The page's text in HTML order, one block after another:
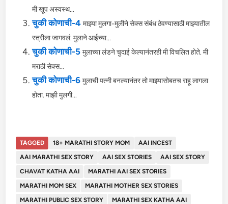
मी खूप अस्वस्थ...
चुकी कोणाची-4 माझ्या मुलगा-मुलीने सेक्स संबंध ठेवण्यासाठी माझ्यातील
स्त्रीला जागवलं. मुलाने आईच्या...
चुकी कोणाची-5 मुलाच्या लंडने चुदाई केल्यानंतरही मी विचलित होते. मी
मराठी सेक्स...
चुकी कोणाची-6 मुलाची पत्नी बनल्यानंतर तो माझ्यासोबतच राहू लागला
होता. माझी मुलगी...
TAGGED 18+ MARATHI STORY MOM
AAI INCEST
AAI MARATHI SEX STORY
AAI SEX STORIES
AAI SEX STORY
CHAVAT KATHA AAI
MARATHI AAI SEX STORIES
MARATHI MOM SEX
MARATHI MOTHER SEX STORIES
MARATHI PUBLIC SEX STORY
MARATHI SEX KATHA AAI